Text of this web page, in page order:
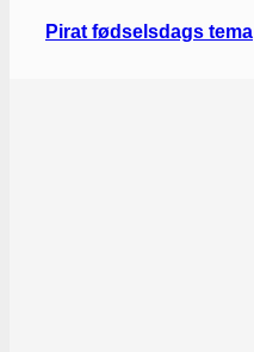
Pirat fødselsdags tema